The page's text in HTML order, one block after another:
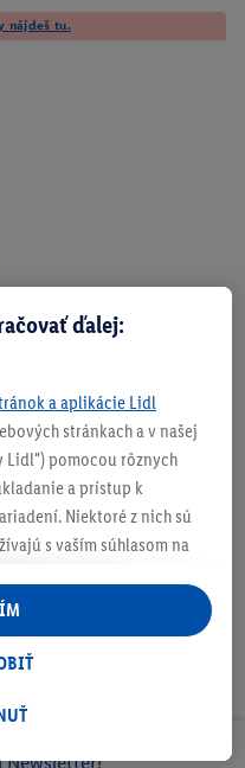
nájdeš tu.
Newsletter!
ďalej:
a aplikácie Lidl
stránkach a v našej
pomocou rôznych
a prístup k
Niektoré z nich sú
s vaším súhlasom na
Lidl aj mimo nich. Ak
tieto účely sa spracúvajú
v obchode.
sa prihlásite do svojho